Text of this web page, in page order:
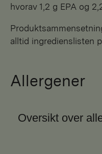
hvorav 1,2 g EPA og
alltid ingredienslisten
Allergener
Oversikt over